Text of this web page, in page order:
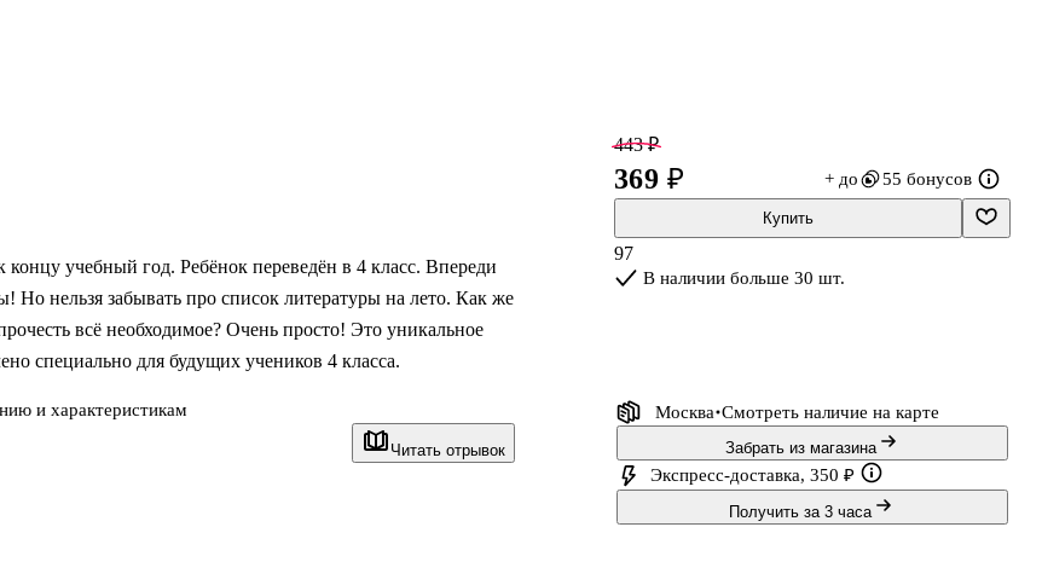
Читать отрывок
учебный год. Ребёнок переведён в 4 класс. Впереди
Но нельзя забывать про список литературы на лето. Как же
всё необходимое? Очень просто! Это уникальное
специально для будущих учеников 4 класса.
произведения, которые задают для чтения на лето в
России. В состав хрестоматии вошли русские народные и
и характеристикам
443 ₽
369 ₽ + до 55 бонусов
Купить
97
В наличии больше 30 шт.
Москва Смотреть наличие на карте
Забрать из магазина
Экспресс-доставка, 350 ₽
Получить за 3 часа